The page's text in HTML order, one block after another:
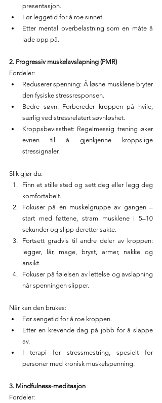
presentasjon.
Før leggetid for å roe sinnet.
Etter mental overbelastning som en måte å
lade opp på.
2. Progressiv muskelavslapning (PMR)
Fordeler:
Reduserer spenning: Å løsne musklene bryter
den fysiske stressresponsen.
Bedre søvn: Forbereder kroppen på hvile,
særlig ved stressrelatert søvnløshet.
Kroppsbevissthet: Regelmessig trening øker
evnen til å gjenkjenne kroppslige
stressignaler.
Slik gjør du:
Finn et stille sted og sett deg eller legg deg
komfortabelt.
Fokuser på én muskelgruppe av gangen –
start med føttene, stram musklene i 5–10
sekunder og slipp deretter sakte.
Fortsett gradvis til andre deler av kroppen:
legger, lår, mage, bryst, armer, nakke og
ansikt.
Fokuser på følelsen av lettelse og avslapning
når spenningen slipper.
Når kan den brukes:
Før sengetid for å roe kroppen.
Etter en krevende dag på jobb for å slappe
av.
I terapi for stressmestring, spesielt for
personer med kronisk muskelspenning.
3. Mindfulness-meditasjon
Fordeler: